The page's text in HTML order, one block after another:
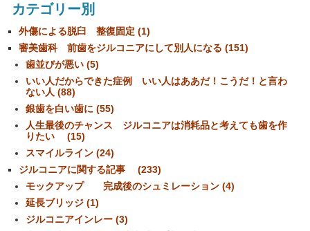
カテゴリー別
外傷による脱臼 整復固定 (1)
審美歯科 前歯をジルコニアにして別人になる (151)
歯並びが悪い (5)
いい人だからできた症例 いい人はああだ！こうだ！と言わ
ない人 (88)
銀歯を白い歯に (55)
人生最後のチャンス ジルコニアは消耗品と考えても歯を作
りたい (15)
スマイルライン (24)
ジルコニアに関する記事 (233)
モックアップ 完成後のシュミレーション (4)
延長ブリッジ (1)
ジルコニアインレー (3)